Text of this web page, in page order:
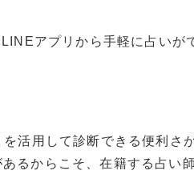
アプリから手軽に占いが
活用して診断できる便利さ
るからこそ、在籍する占い